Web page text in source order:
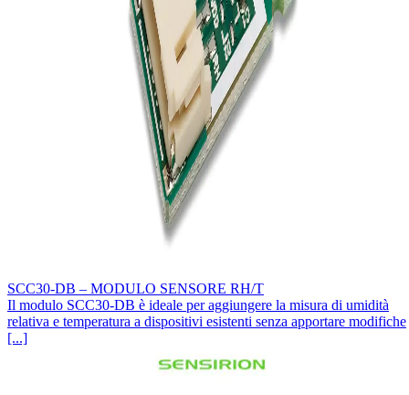
SCC30-DB – MODULO SENSORE RH/T
Il modulo SCC30-DB è ideale per aggiungere la misura di umidità
relativa e temperatura a dispositivi esistenti senza apportare modifiche
[...]